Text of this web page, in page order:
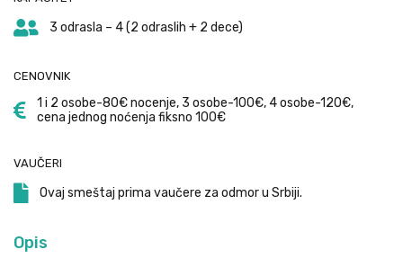
3 odrasla – 4 (2 odraslih + 2 dece)
CENOVNIK
1 i 2 osobe-80€ nocenje, 3 osobe-100€, 4 osobe-120€,
cena jednog noćenja fiksno 100€
VAUČERI
Ovaj smeštaj prima vaučere za odmor u Srbiji.
Opis